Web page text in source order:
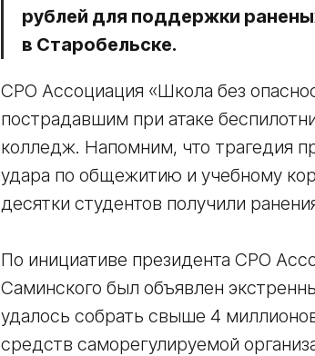
рублей для поддержки
в Старобельске.
СРО Ассоциация «Школа без
пострадавшим при атаке
колледж. Напомним, что трагедия
удара по общежитию и учебному
десятки студентов получили
По инициативе президента СРО
Саминского был объявлен
удалось собрать свыше 4
средств саморегулируемой